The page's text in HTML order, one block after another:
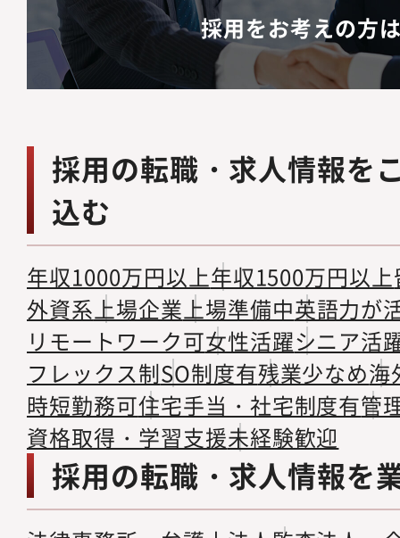
採用をお考えの方
採用の転職・求人情報を
込む
年収1000万円以上年収1500万円以上
外資系上場企業上場準備中英語力が
リモートワーク可女性活躍シニア活
フレックス制SO制度有残業少なめ海
時短勤務可住宅手当・社宅制度有管
資格取得・学習支援未経験歓迎
採用の転職・求人情報を